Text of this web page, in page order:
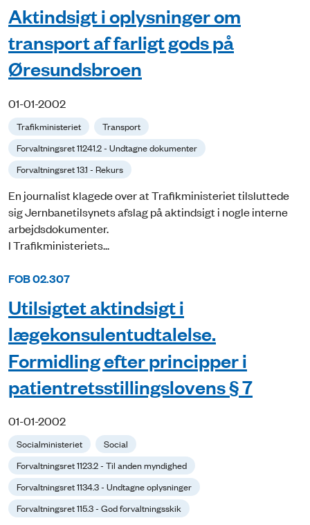
Aktindsigt i oplysninger om
transport af farligt gods på
Øresundsbroen
01-01-2002
Trafikministeriet
Transport
Forvaltningsret 11241.2 - Undtagne dokumenter
Forvaltningsret 13.1 - Rekurs
En journalist klagede over at Trafikministeriet tilsluttede
sig Jernbanetilsynets afslag på aktindsigt i nogle interne
arbejdsdokumenter.
I Trafikministeriets...
FOB 02.307
Utilsigtet aktindsigt i
lægekonsulentudtalelse.
Formidling efter principper i
patientretsstillingslovens § 7
01-01-2002
Socialministeriet
Social
Forvaltningsret 1123.2 - Til anden myndighed
Forvaltningsret 1134.3 - Undtagne oplysninger
Forvaltningsret 115.3 - God forvaltningsskik